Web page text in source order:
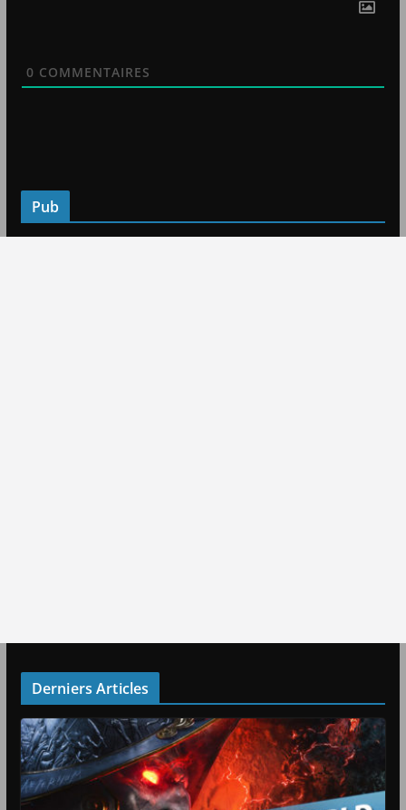
0 COMMENTAIRES
Pub
Derniers Articles